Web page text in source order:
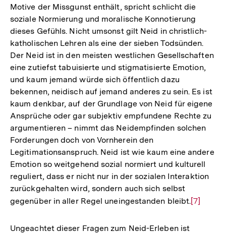
Motive der Missgunst enthält, spricht schlicht die
soziale Normierung und moralische Konnotierung
dieses Gefühls. Nicht umsonst gilt Neid in christlich-
katholischen Lehren als eine der sieben Todsünden.
Der Neid ist in den meisten westlichen Gesellschaften
eine zutiefst tabuisierte und stigmatisierte Emotion,
und kaum jemand würde sich öffentlich dazu
bekennen, neidisch auf jemand anderes zu sein. Es ist
kaum denkbar, auf der Grundlage von Neid für eigene
Ansprüche oder gar subjektiv empfundene Rechte zu
argumentieren – nimmt das Neidempfinden solchen
Forderungen doch von Vornherein den
Legitimationsanspruch. Neid ist wie kaum eine andere
Emotion so weitgehend sozial normiert und kulturell
reguliert, dass er nicht nur in der sozialen Interaktion
zurückgehalten wird, sondern auch sich selbst
gegenüber in aller Regel uneingestanden bleibt.Zur
[7]
Ungeachtet dieser Fragen zum Neid-Erleben ist